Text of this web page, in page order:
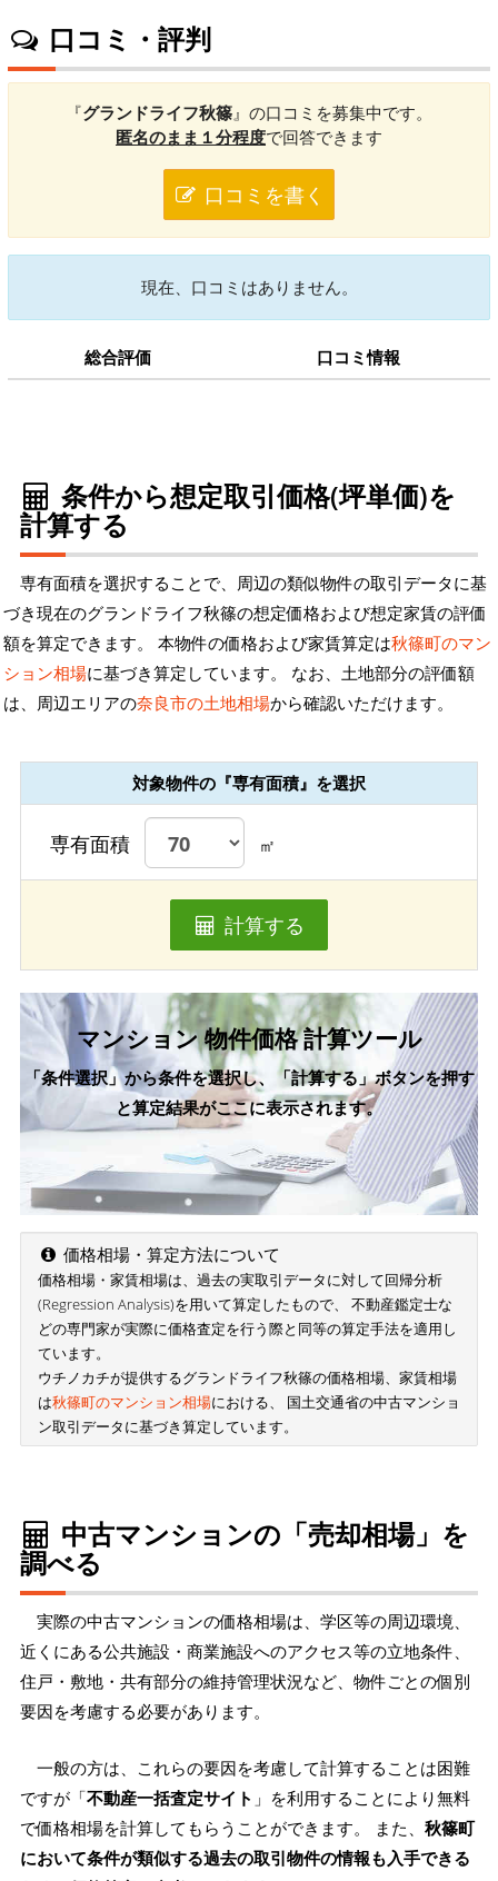
口コミ・評判
『グランドライフ秋篠』の口コミを募集中です。
匿名のまま１分程度で回答できます
口コミを書く
現在、口コミはありません。
総合評価 口コミ情報
条件から想定取引価格(坪単価)を
計算する
専有面積を選択することで、周辺の類似物件の取引データに基
づき現在のグランドライフ秋篠の想定価格および想定家賃の評価
額を算定できます。 本物件の価格および家賃算定は秋篠町のマン
ション相場に基づき算定しています。 なお、土地部分の評価額
は、周辺エリアの奈良市の土地相場から確認いただけます。
対象物件の『専有面積』を選択
専有面積 ㎡
計算する
マンション 物件価格 計算ツール
「条件選択」から条件を選択し、「計算する」ボタンを押す
と算定結果がここに表示されます。
価格相場・算定方法について
価格相場・家賃相場は、過去の実取引データに対して回帰分析
(Regression Analysis)を用いて算定したもので、 不動産鑑定士な
どの専門家が実際に価格査定を行う際と同等の算定手法を適用し
ています。
ウチノカチが提供するグランドライフ秋篠の価格相場、家賃相場
は秋篠町のマンション相場における、 国土交通省の中古マンショ
ン取引データに基づき算定しています。
中古マンションの「売却相場」を
調べる
実際の中古マンションの価格相場は、学区等の周辺環境、
近くにある公共施設・商業施設へのアクセス等の立地条件、
住戸・敷地・共有部分の維持管理状況など、物件ごとの個別
要因を考慮する必要があります。
一般の方は、これらの要因を考慮して計算することは困難
ですが「不動産一括査定サイト 」を利用することにより無料
で価格相場を計算してもらうことができます。 また、 秋篠町
において条件が類似する過去の取引物件の情報も入手できる